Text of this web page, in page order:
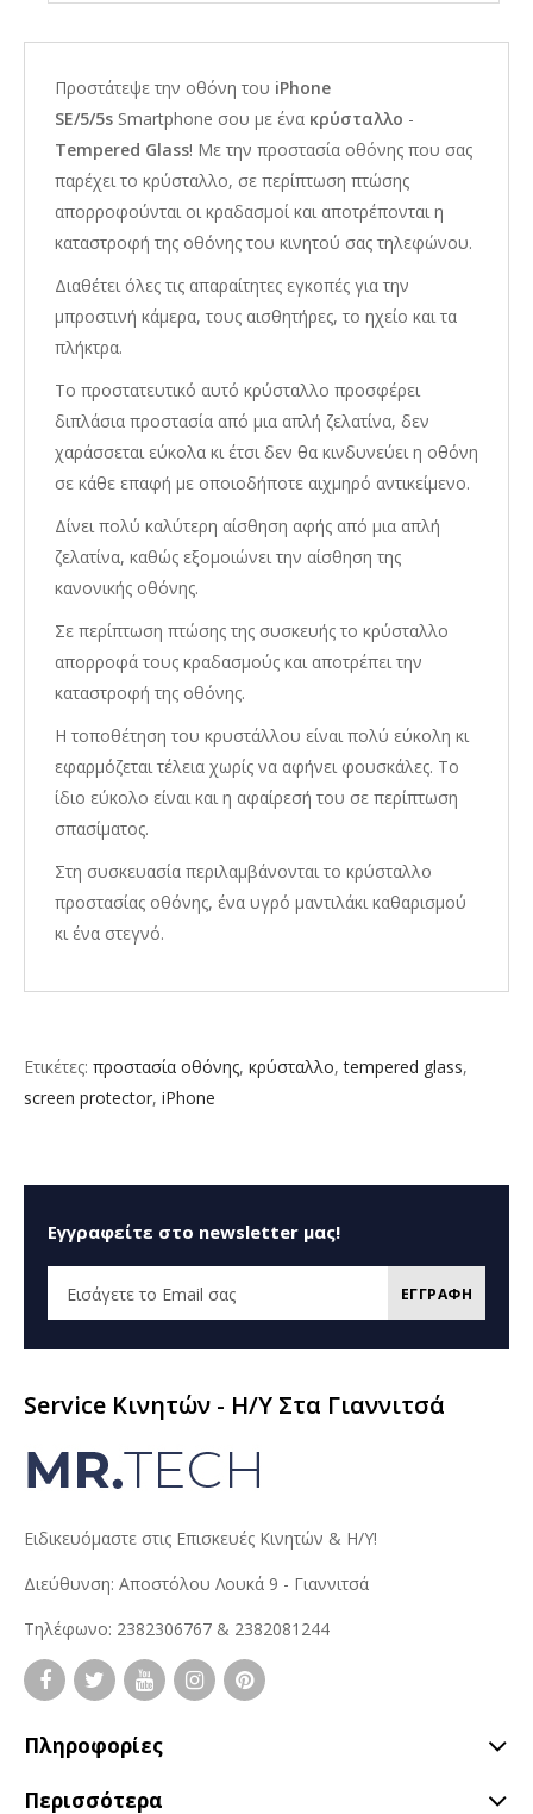
Προστάτεψε την οθόνη του iPhone
SE/5/5s Smartphone σου με ένα κρύσταλλο -
Tempered Glass! Με την προστασία οθόνης που σας
παρέχει το κρύσταλλο, σε περίπτωση πτώσης
απορροφούνται οι κραδασμοί και αποτρέπονται η
καταστροφή της οθόνης του κινητού σας τηλεφώνου.
Διαθέτει όλες τις απαραίτητες εγκοπές για την
μπροστινή κάμερα, τους αισθητήρες, το ηχείο και τα
πλήκτρα.
Το προστατευτικό αυτό κρύσταλλο προσφέρει
διπλάσια προστασία από μια απλή ζελατίνα, δεν
χαράσσεται εύκολα κι έτσι δεν θα κινδυνεύει η οθόνη
σε κάθε επαφή με οποιοδήποτε αιχμηρό αντικείμενο.
Δίνει πολύ καλύτερη αίσθηση αφής από μια απλή
ζελατίνα, καθώς εξομοιώνει την αίσθηση της
κανονικής οθόνης.
Σε περίπτωση πτώσης της συσκευής το κρύσταλλο
απορροφά τους κραδασμούς και αποτρέπει την
καταστροφή της οθόνης.
Η τοποθέτηση του κρυστάλλου είναι πολύ εύκολη κι
εφαρμόζεται τέλεια χωρίς να αφήνει φουσκάλες. Το
ίδιο εύκολο είναι και η αφαίρεσή του σε περίπτωση
σπασίματος.
Στη συσκευασία περιλαμβάνονται το κρύσταλλο
προστασίας οθόνης, ένα υγρό μαντιλάκι καθαρισμού
κι ένα στεγνό.
Ετικέτες: προστασία οθόνης, κρύσταλλο,tempered glass,
screen protector, iPhone
Εγγραφείτε στο newsletter μας!
ΕΓΓΡΑΦΗ
Service Κινητών - H/Y Στα Γιαννιτσά
Ειδικευόμαστε στις Επισκευές Κινητών & Η/Υ!
Διεύθυνση: Αποστόλου Λουκά 9 - Γιαννιτσά
Τηλέφωνο: 2382306767 & 2382081244
Πληροφορίες
Περισσότερα